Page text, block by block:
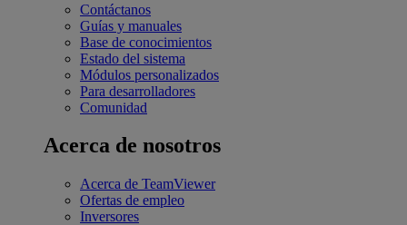
Contáctanos
Guías y manuales
Base de conocimientos
Estado del sistema
Módulos personalizados
Para desarrolladores
Comunidad
Acerca de nosotros
Acerca de TeamViewer
Ofertas de empleo
Inversores